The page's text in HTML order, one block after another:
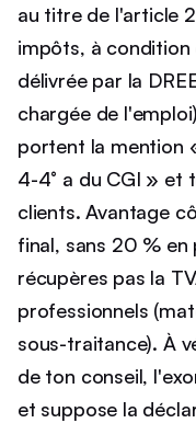
au titre de l'article
impôts, à
délivrée par la
chargée de
portent la mention
4-4° a du CGI » et
clients. Avantage
final, sans 20 %
récupères pas la
professionnels
sous-traitance). À
de ton conseil,
et suppose la